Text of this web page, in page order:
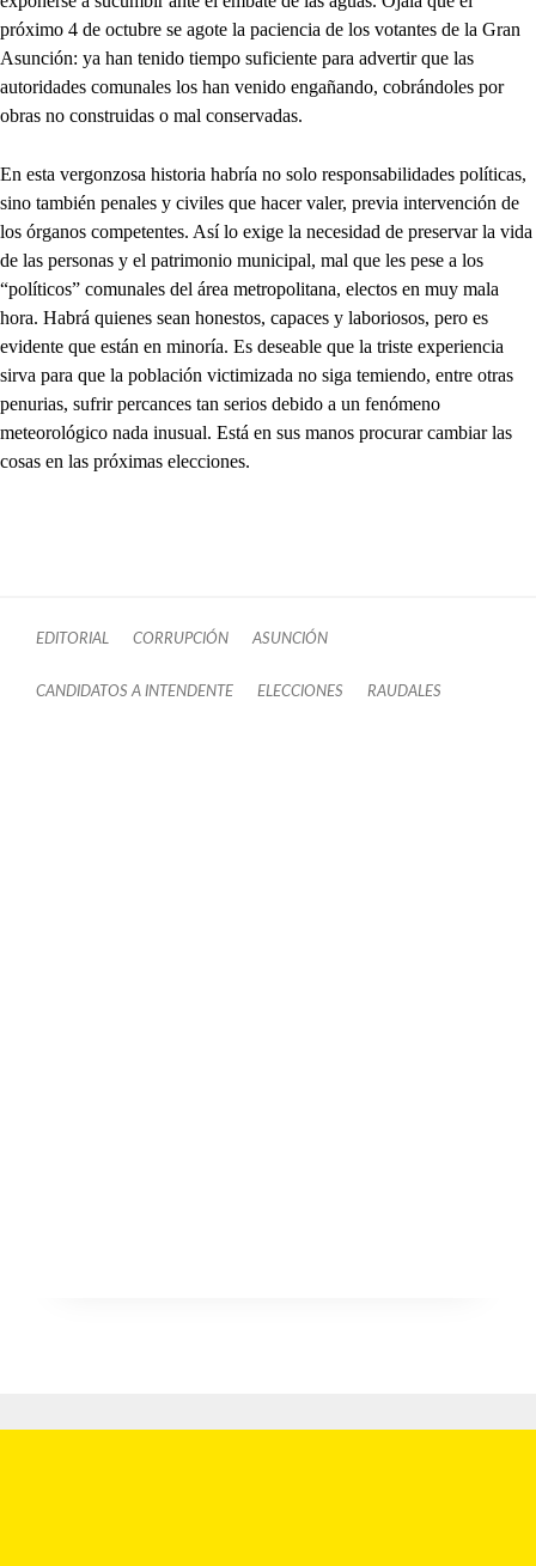
próximo 4 de octubre se agote la paciencia de los votantes de la Gran
Asunción: ya han tenido tiempo suficiente para advertir que las
autoridades comunales los han venido engañando, cobrándoles por
obras no construidas o mal conservadas.
En esta vergonzosa historia habría no solo responsabilidades políticas,
sino también penales y civiles que hacer valer, previa intervención de
los órganos competentes. Así lo exige la necesidad de preservar la vida
de las personas y el patrimonio municipal, mal que les pese a los
“políticos” comunales del área metropolitana, electos en muy mala
hora. Habrá quienes sean honestos, capaces y laboriosos, pero es
evidente que están en minoría. Es deseable que la triste experiencia
sirva para que la población victimizada no siga temiendo, entre otras
penurias, sufrir percances tan serios debido a un fenómeno
meteorológico nada inusual. Está en sus manos procurar cambiar las
cosas en las próximas elecciones.
EDITORIAL CORRUPCIÓN ASUNCIÓN
CANDIDATOS A INTENDENTE ELECCIONES RAUDALES